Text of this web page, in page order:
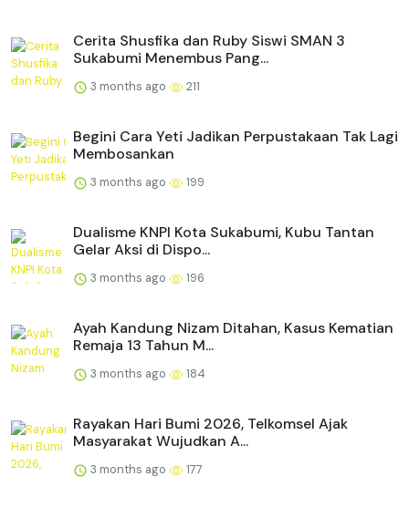
Cerita Shusfika dan Ruby Siswi SMAN 3
Sukabumi Menembus Pang...
3 months ago 211
Begini Cara Yeti Jadikan Perpustakaan Tak Lagi
Membosankan
3 months ago 199
Dualisme KNPI Kota Sukabumi, Kubu Tantan
Gelar Aksi di Dispo...
3 months ago 196
Ayah Kandung Nizam Ditahan, Kasus Kematian
Remaja 13 Tahun M...
3 months ago 184
Rayakan Hari Bumi 2026, Telkomsel Ajak
Masyarakat Wujudkan A...
3 months ago 177